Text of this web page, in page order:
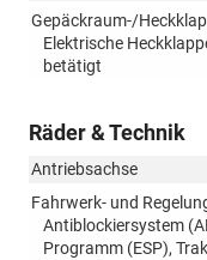
Gepäckraum-/
Elektrische
betätigt
Räder & Technik
Antriebsachse
Fahrwerk- und
Antiblockiersystem
Programm (ESP),